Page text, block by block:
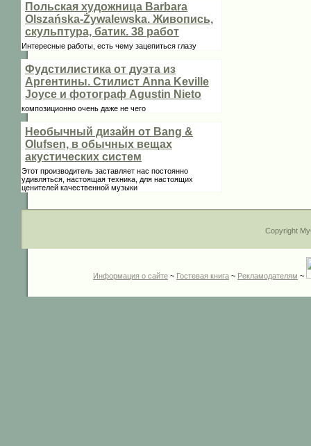
Польская художница Barbara
Olszańska-Żywalewska. Живопись,
скульптура, батик. 38 работ
Интересные работы, есть чему зацепиться глазу
Фудстилистика от дуэта из
Аргентины. Стилист Anna Keville
Joycе и фотограф Agustin Nieto
композиционно очень даже не чего
Необычный дизайн от Bang &
Olufsen, в обычных вещах
акустических систем
Этот производитель заставляет нас постоянно
удивляться, настоящая техника, для настоящих
ценителей качественной музыки
Copyright
Информация о сайте ~ Гостевая книга ~ Рекламодателям ~